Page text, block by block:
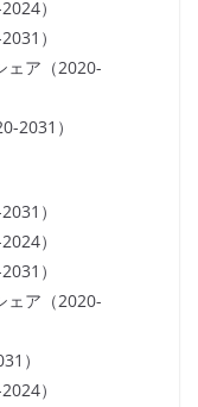
）
）
ェア（2020-
2031）
）
）
）
ェア（2020-
）
）